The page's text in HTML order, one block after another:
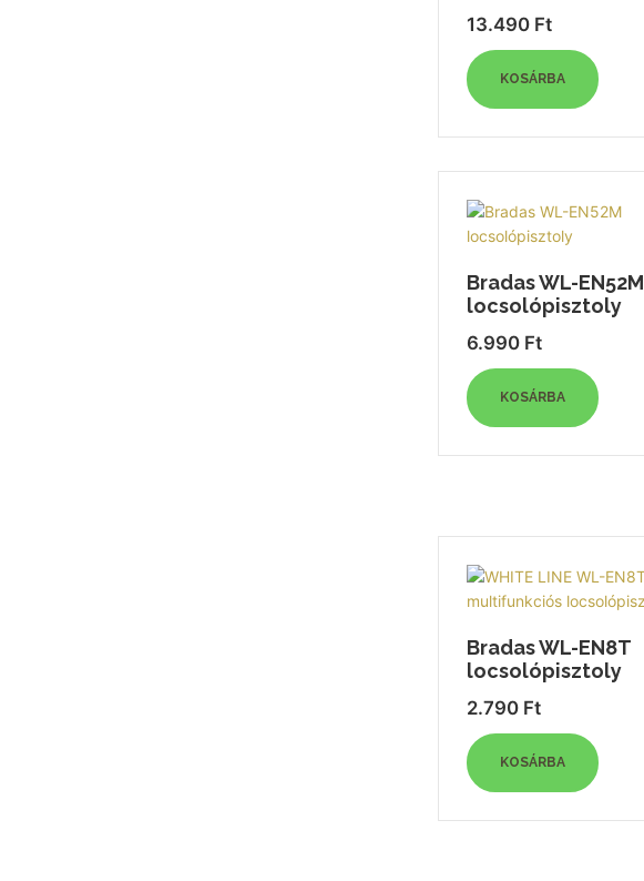
13.490 Ft
KOSÁRBA
Bradas WL-EN52M
locsolópisztoly
6.990 Ft
KOSÁRBA
Bradas WL-EN8T
locsolópisztoly
2.790 Ft
KOSÁRBA